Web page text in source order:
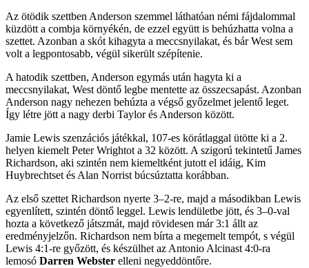
Az ötödik szettben Anderson szemmel láthatóan némi fájdalommal
küzdött a combja környékén, de ezzel együtt is behúzhatta volna a
szettet. Azonban a skót kihagyta a meccsnyilakat, és bár West sem
volt a legpontosabb, végül sikerült szépítenie.
A hatodik szettben, Anderson egymás után hagyta ki a
meccsnyilakat, West döntő legbe mentette az összecsapást. Azonban
Anderson nagy nehezen behúzta a végső győzelmet jelentő leget.
Így létre jött a nagy derbi Taylor és Anderson között.
Jamie Lewis szenzációs játékkal, 107-es körátlaggal ütötte ki a 2.
helyen kiemelt Peter Wrightot a 32 között. A szigorú tekintetű James
Richardson, aki szintén nem kiemeltként jutott el idáig, Kim
Huybrechtset és Alan Norrist búcsúztatta korábban.
Az első szettet Richardson nyerte 3–2-re, majd a másodikban Lewis
egyenlített, szintén döntő leggel. Lewis lendületbe jött, és 3–0-val
hozta a következő játszmát, majd rövidesen már 3:1 állt az
eredményjelzőn. Richardson nem bírta a megemelt tempót, s végül
Lewis 4:1-re győzött, és készülhet az Antonio Alcinast 4:0-ra
lemosó Darren Webster elleni negyeddöntőre.